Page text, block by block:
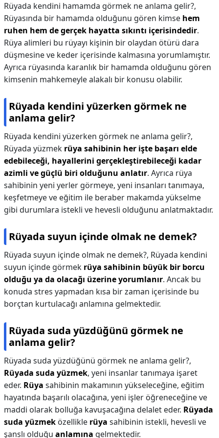
Rüyada kendini hamamda görmek ne anlama gelir?,
Rüyasında bir hamamda olduğunu gören kimse hem
ruhen hem de gerçek hayatta sıkıntı içerisindedir.
Rüya alimleri bu rüyayı kişinin bir olaydan ötürü dara
düşmesine ve keder içerisinde kalmasına yorumlamıştır.
Ayrıca rüyasında karanlık bir hamamda olduğunu gören
kimsenin mahkemeyle alakalı bir konusu olabilir.
Rüyada kendini yüzerken görmek ne
anlama gelir?
Rüyada kendini yüzerken görmek ne anlama gelir?,
Rüyada yüzmek rüya sahibinin her işte başarı elde
edebileceği, hayallerini gerçekleştirebileceği kadar
azimli ve güçlü biri olduğunu anlatır. Ayrıca rüya
sahibinin yeni yerler görmeye, yeni insanları tanımaya,
keşfetmeye ve eğitim ile beraber makamda yükselme
gibi durumlara istekli ve hevesli olduğunu anlatmaktadır.
Rüyada suyun içinde olmak ne demek?
Rüyada suyun içinde olmak ne demek?, Rüyada kendini
suyun içinde görmek rüya sahibinin büyük bir borcu
olduğu ya da olacağı üzerine yorumlanır. Ancak bu
konuda stres yapmadan kısa bir zaman içerisinde bu
borçtan kurtulacağı anlamına gelmektedir.
Rüyada suda yüzdüğünü görmek ne
anlama gelir?
Rüyada suda yüzdüğünü görmek ne anlama gelir?,
Rüyada suda yüzmek, yeni insanlar tanımaya işaret
eder. Rüya sahibinin makamının yükseleceğine, eğitim
hayatında başarılı olacağına, yeni işler öğreneceğine ve
maddi olarak bolluğa kavuşacağına delalet eder. Rüyada
suda yüzmek özellikle rüya sahibinin istekli, hevesli ve
şanslı olduğu anlamına gelmektedir.